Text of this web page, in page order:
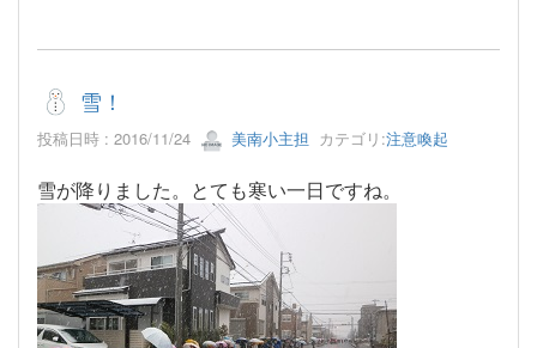
雪！
投稿日時 : 2016/11/24 美南小主担 カテゴリ:注意喚起
雪が降りました。とても寒い一日ですね。